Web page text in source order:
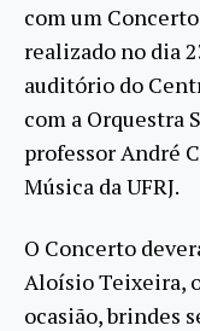
com um
realizado no dia
auditório do
com a Orquestra
professor André
Música da UFRJ.
O Concerto
Aloísio Teixeira,
ocasião, brindes